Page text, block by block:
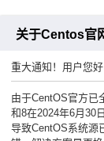
服务指南
安全中心
实名认证
关于Centos官
重大通知！用户您
由于CentOS官方已
和8在2024年6月30
导致CentOS系统源